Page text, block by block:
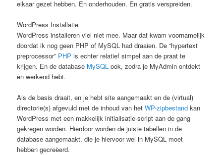
elkaar gezet hebben. En onderhouden. En gratis verspreiden.
WordPress Installatie
WordPress installeren viel niet mee. Maar dat kwam voornamelijk
doordat ik nog geen PHP of MySQL had draaien. De “hypertext
preprocessor” PHP is echter relatief simpel aan de praat te
krijgen. En de database MySQL ook, zodra je MyAdmin ontdekt
en werkend hebt.
Als de basis draait, en je hebt site aangemaakt en de (virtual)
directorie(s) afgevuld met de inhoud van hetWP-zipbestand kan
WordPress met een makkelijk initialisatie-script aan de gang
gekregen worden. Hierdoor worden de juiste tabellen in de
database aangemaakt, die je hiervoor wel in MySQL moet
hebben gecreëerd.